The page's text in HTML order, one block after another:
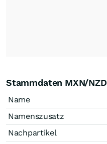
Stammdaten MXN/NZD
Name
Namenszusatz
Nachpartikel